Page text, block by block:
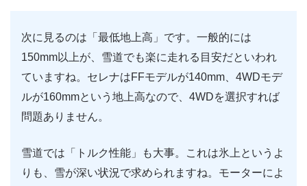
次に見るのは「最低地上高」です。一般的には
150mm以上が、雪道でも楽に走れる目安だといわれ
ていますね。セレナはFFモデルが140mm、4WDモデ
ルが160mmという地上高なので、4WDを選択すれば
問題ありません。
雪道では「トルク性能」も大事。これは氷上というよ
りも、雪が深い状況で求められますね。モーターによ